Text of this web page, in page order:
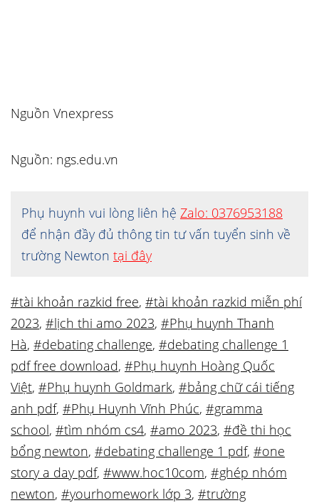
Nguồn Vnexpress
Nguồn: ngs.edu.vn
Phụ huynh vui lòng liên hệ Zalo: 0376953188
để nhận đầy đủ thông tin tư vấn tuyển sinh về
trường Newton tại đây
#tài khoản razkid free, #tài khoản razkid miễn phí
2023, #lịch thi amo 2023, #Phụ huynh Thanh
Hà, #debating challenge, #debating challenge 1
pdf free download, #Phụ huynh Hoàng Quốc
Việt, #Phụ huynh Goldmark, #bảng chữ cái tiếng
anh pdf, #Phụ Huynh Vĩnh Phúc, #gramma
school, #tìm nhóm cs4, #amo 2023, #đề thi học
bổng newton, #debating challenge 1 pdf, #one
story a day pdf, #www.hoc10com, #ghép nhóm
newton, #yourhomework lớp 3, #trường